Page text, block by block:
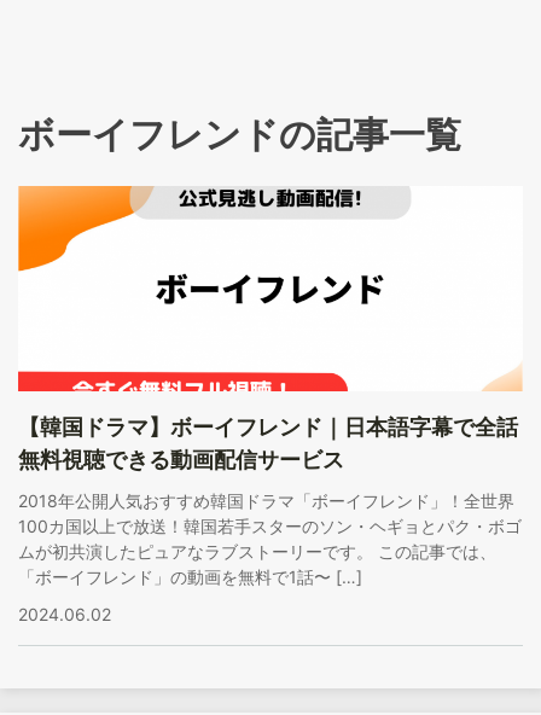
ボーイフレンドの記事一覧
【韓国ドラマ】ボーイフレンド｜日本語字幕で全話
無料視聴できる動画配信サービス
2018年公開人気おすすめ韓国ドラマ「ボーイフレンド」！全世界
100カ国以上で放送！韓国若手スターのソン・ヘギョとパク・ボゴ
ムが初共演したピュアなラブストーリーです。 この記事では、
「ボーイフレンド」の動画を無料で1話〜 […]
2024.06.02